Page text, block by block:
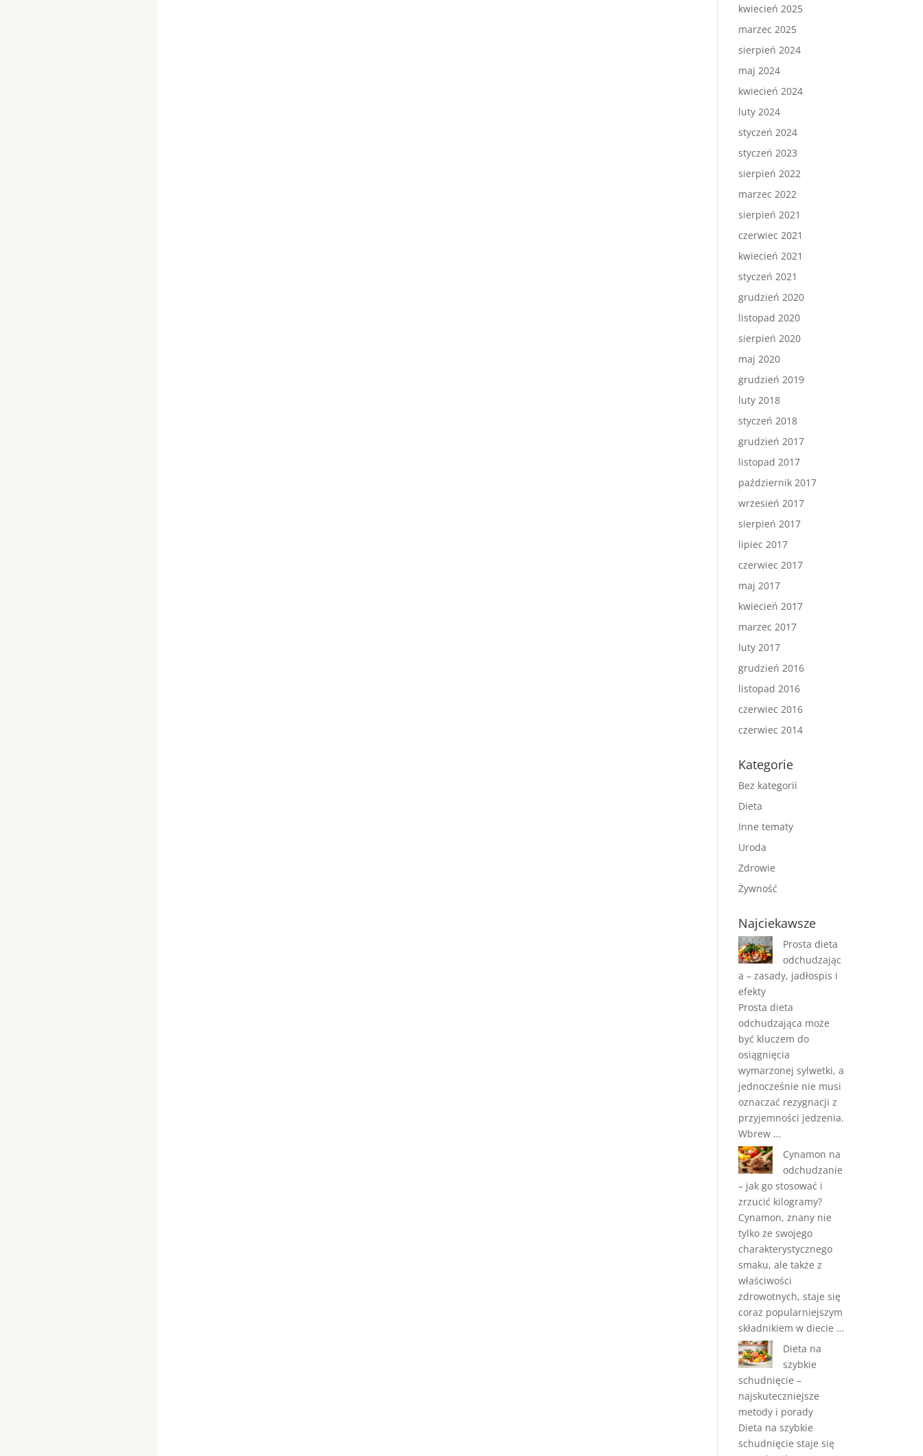
kwiecień 2025
marzec 2025
sierpień 2024
maj 2024
kwiecień 2024
luty 2024
styczeń 2024
styczeń 2023
sierpień 2022
marzec 2022
sierpień 2021
czerwiec 2021
kwiecień 2021
styczeń 2021
grudzień 2020
listopad 2020
sierpień 2020
maj 2020
grudzień 2019
luty 2018
styczeń 2018
grudzień 2017
listopad 2017
październik 2017
wrzesień 2017
sierpień 2017
lipiec 2017
czerwiec 2017
maj 2017
kwiecień 2017
marzec 2017
luty 2017
grudzień 2016
listopad 2016
czerwiec 2016
czerwiec 2014
Kategorie
Bez kategorii
Dieta
Inne tematy
Uroda
Zdrowie
Żywność
Najciekawsze
Prosta dieta
odchudzając
a – zasady, jadłospis i
efekty
Prosta dieta
odchudzająca może
być kluczem do
osiągnięcia
wymarzonej sylwetki, a
jednocześnie nie musi
oznaczać rezygnacji z
przyjemności jedzenia.
Wbrew …
Cynamon na
odchudzanie
– jak go stosować i
zrzucić kilogramy?
Cynamon, znany nie
tylko ze swojego
charakterystycznego
smaku, ale także z
właściwości
zdrowotnych, staje się
coraz popularniejszym
składnikiem w diecie …
Dieta na
szybkie
schudnięcie –
najskuteczniejsze
metody i porady
Dieta na szybkie
schudnięcie staje się